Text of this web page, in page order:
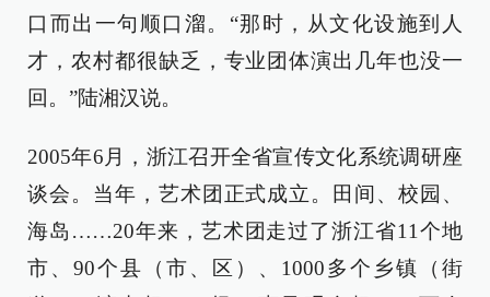
口而出一句顺口溜。“那时，从文化设施到人
才，农村都很缺乏，专业团体演出几年也没一
回。”陆湘汉说。
2005年6月，浙江召开全省宣传文化系统调研座
谈会。当年，艺术团正式成立。田间、校园、
海岛……20年来，艺术团走过了浙江省11个地
市、90个县（市、区）、1000多个乡镇（街